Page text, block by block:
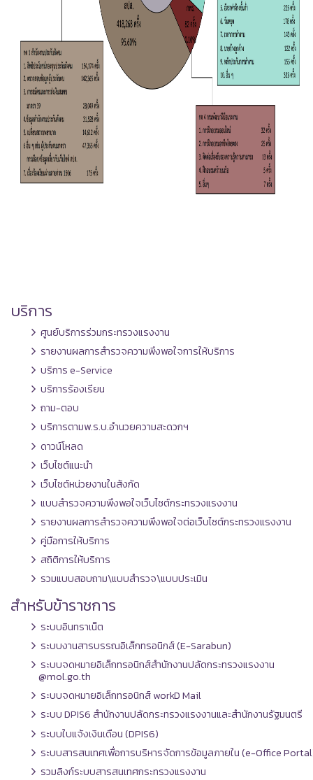
บริการ
ศูนย์บริการร่วมกระทรวงแรงงาน
รายงานผลการสำรวจความพึงพอใจการให้บริการ
บริการ e-Service
บริการร้องเรียน
ถาม-ตอบ
บริการตามพ.ร.บ.อำนวยความสะดวกฯ
ดาวน์โหลด
เว็บไซต์แนะนำ
เว็บไซต์หน่วยงานในสังกัด
แบบสำรวจความพึงพอใจเว็บไซต์กระทรวงแรงงาน
รายงานผลการสำรวจความพึงพอใจต่อเว็บไซต์กระทรวงแรงงาน
คู่มือการให้บริการ
สถิติการให้บริการ
รวมแบบสอบถาม\แบบสำรวจ\แบบประเมิน
สำหรับข้าราชการ
ระบบอินทราเน็ต
ระบบงานสารบรรณอิเล็กทรอนิกส์ (E-Sarabun)
ระบบจดหมายอิเล็กทรอนิกส์สำนักงานปลัดกระทรวงแรงงาน
@mol.go.th
ระบบจดหมายอิเล็กทรอนิกส์ workD Mail
ระบบ DPIS6 สำนักงานปลัดกระทรวงแรงงานและสำนักงานรัฐมนตรี
ระบบใบแจ้งเงินเดือน (DPIS6)
ระบบสารสนเทศเพื่อการบริหารจัดการข้อมูลภายใน (e-Office
รวมลิงก์ระบบสารสนเทศกระทรวงแรงงาน